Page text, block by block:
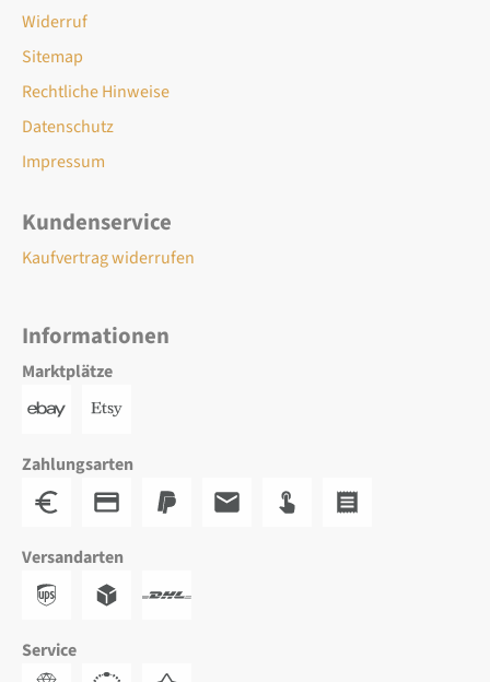
Widerruf
Sitemap
Rechtliche Hinweise
Datenschutz
Impressum
Kundenservice
Kaufvertrag widerrufen
Informationen
Marktplätze
Zahlungsarten
Versandarten
Service